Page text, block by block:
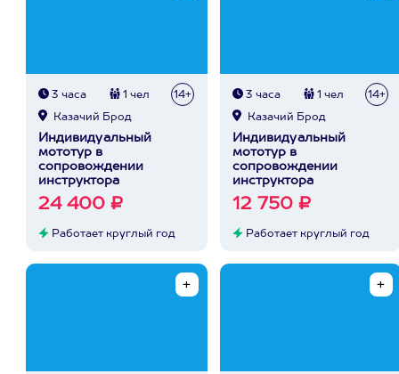
3 часа 1 чел 14+
Казачий Брод
Индивидуальный
мототур в
сопровождении
инструктора
24 400 ₽
Работает круглый год
3 часа 1 чел 14+
Казачий Брод
Индивидуальный
мототур в
сопровождении
инструктора
12 750 ₽
Работает круглый год